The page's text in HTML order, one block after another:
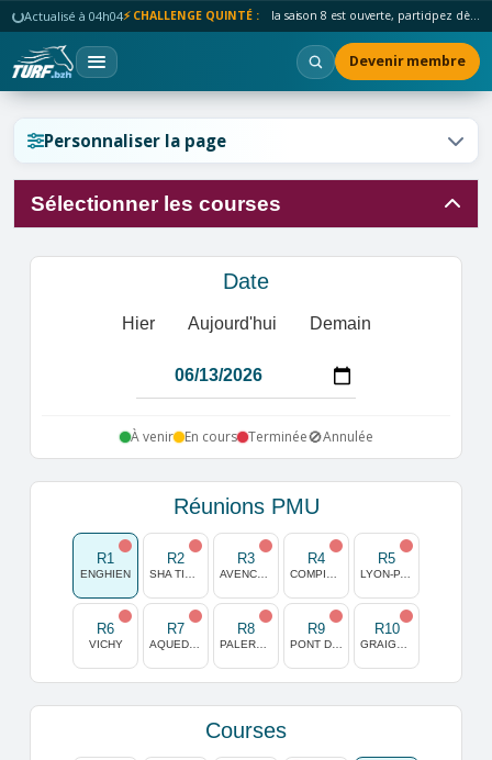
Actualisé à 04h04⚡ CHALLENGE QUINTÉ : la saison 8 est ouverte, participez dès maintenant !
Devenir membre
Personnaliser la page
Sélectionner les courses
Date
Hier Aujourd'hui Demain
À venir En cours Terminée🚫Annulée
Réunions PMU
R1
ENGHIEN
R2 R3 R4 R5
R6
VICHY
R7 R8 R9 R10
Courses
Réinitialiser l'affichage ?
Réinitialiser